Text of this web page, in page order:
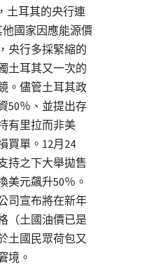
土耳其的央行連
國家因應能源價
央行多採緊縮的
土耳其又一次的
。儘管土耳其政
50％、並提出存
有里拉而非美
買單。12月24
持之下大舉拋售
美元飆升50％。
司宣布將在新年
（土國油價已是
土國民眾荷包又
境。